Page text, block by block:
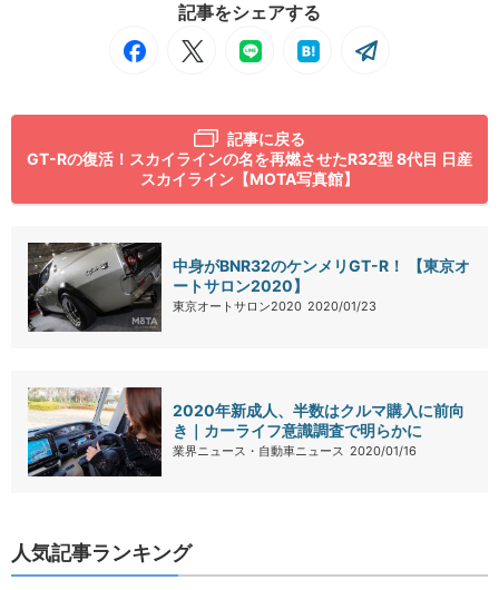
記事をシェアする
記事に戻る
GT-Rの復活！スカイラインの名を再燃させたR32型 8代目 日産
スカイライン【MOTA写真館】
中身がBNR32のケンメリGT-R！ 【東京オ
ートサロン2020】
東京オートサロン2020 2020/01/23
2020年新成人、半数はクルマ購入に前向
き｜カーライフ意識調査で明らかに
業界ニュース・自動車ニュース 2020/01/16
人気記事ランキング